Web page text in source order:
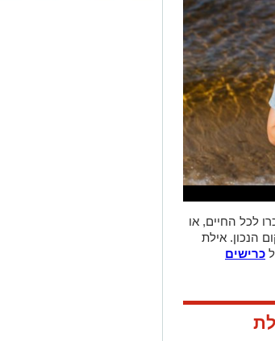
לכל החיים, או
הנכון. אילת
כרישים